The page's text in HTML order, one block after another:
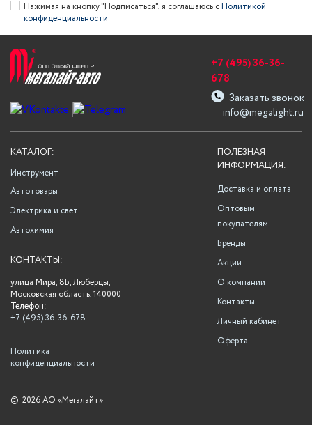
Нажимая на кнопку "Подписаться", я соглашаюсь сПолитикой
конфиденциальности
info@megalight.ru
+7 (495) 36-36-
678
Заказать звонок
ПОЛЕЗНАЯ
ИНФОРМАЦИЯ:
Доставка и оплата
Оптовым
покупателям
Бренды
Акции
О компании
Контакты
Личный кабинет
Оферта
КАТАЛОГ:
Инструмент
Автотовары
Электрика и свет
Автохимия
КОНТАКТЫ:
улица Мира, 8Б, Люберцы,
Московская область, 140000
Телефон:
+7 (495) 36-36-678
Политика
конфиденциальности
© 2026 АО «Мегалайт»